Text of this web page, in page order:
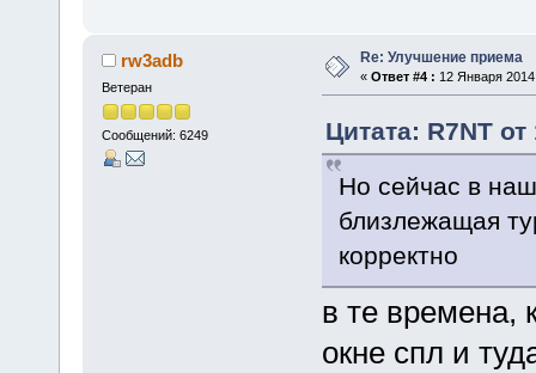
rw3adb
Ветеран
Сообщений: 6249
Re: Улучшение приема
« Ответ #4 : 12 Января
Цитата: R7NT
Но сейчас в
близлежащая
корректно
в те времена,
окне спл и